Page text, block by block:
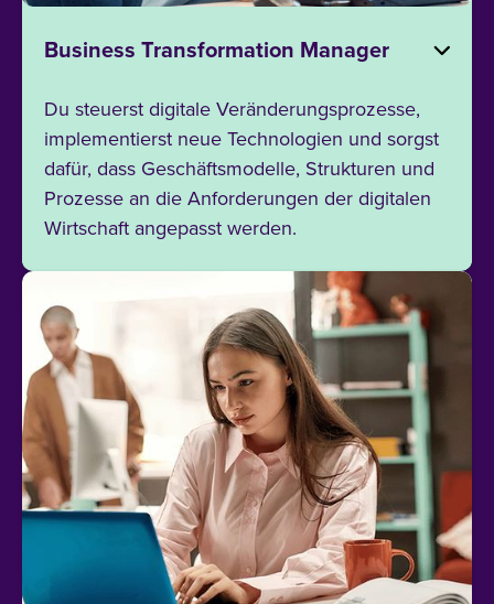
Business Transformation Manager
Du steuerst digitale Veränderungsprozesse,
implementierst neue Technologien und sorgst
dafür, dass Geschäftsmodelle, Strukturen und
Prozesse an die Anforderungen der digitalen
Wirtschaft angepasst werden.